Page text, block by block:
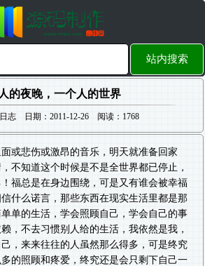
站内搜索
的夜晚，一个人的世界
志 日期：2011-12-26 阅读：1768
或悲伤或激昂的音乐，明天就准备回家
不知道这个时候是不是全世界都已停止，
福总是在身边围绕，可是又有谁会被幸福
什么诺言，那些东西在现实生活里都是那
单的生活，学会照顾自己，学会自己的事
，不去习惯别人给的生活，我依然是我，
，来来往往的人虽然那么得多，可是终究
的照顾和疼爱，终究还是会只剩下自己一